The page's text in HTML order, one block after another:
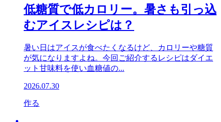
低糖質で低カロリー。暑さも引っ込
むアイスレシピは？
暑い日はアイスが食べたくなるけど、カロリーや糖質
が気になりますよね。今回ご紹介するレシピはダイエ
ット甘味料を使い血糖値の...
2026.07.30
作る